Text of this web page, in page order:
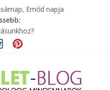
Emőd napja
környezetbarát